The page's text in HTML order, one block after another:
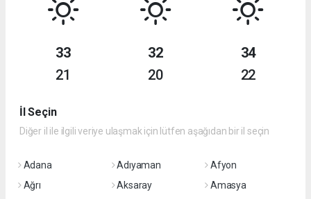
33
21
32
20
34
22
İl Seçin
Diğer il ile ilgili veriye ulaşmak için lütfen aşağıdan bir il seçin
Adana Adıyaman
Afyon
Ağrı
Aksaray
Amasya